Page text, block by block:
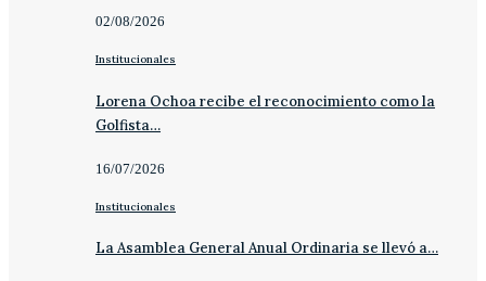
02/08/2026
Institucionales
Lorena Ochoa recibe el reconocimiento como la
Golfista…
16/07/2026
Institucionales
La Asamblea General Anual Ordinaria se llevó a…